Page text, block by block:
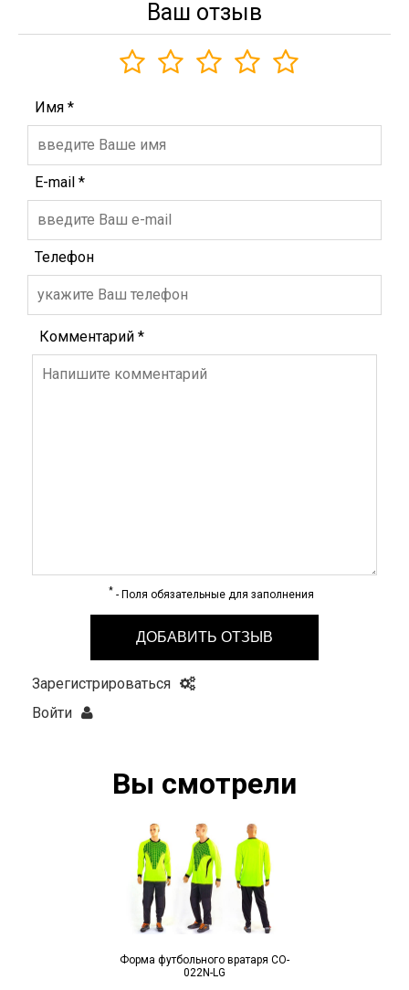
Ваш отзыв
Имя *
E-mail *
Телефон
Комментарий *
* - Поля обязательные для заполнения
ДОБАВИТЬ ОТЗЫВ
Зарегистрироваться
Войти
Вы смотрели
Форма футбольного вратаря CO-
022N-LG